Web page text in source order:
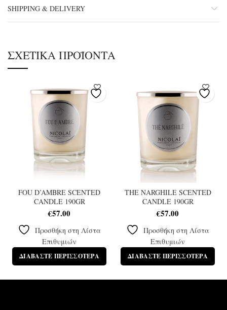
SHIPPING & DELIVERY
ΣΧΕΤΙΚΆ ΠΡΟΪΌΝΤΑ
FOU D’AMBRE SCENTED
CANDLE 190GR
€57.00
Προσθήκη στη Λίστα
Επιθυμιών
ΔΙΑΒΆΣΤΕ ΠΕΡΙΣΣΌΤΕΡΑ
THE NARGHILE SCENTED
CANDLE 190GR
€57.00
Προσθήκη στη Λίστα
Επιθυμιών
ΔΙΑΒΆΣΤΕ ΠΕΡΙΣΣΌΤΕΡΑ